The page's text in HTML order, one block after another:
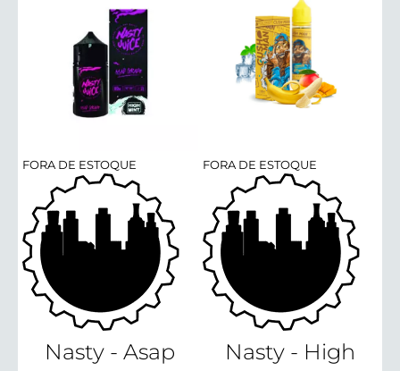
FORA DE ESTOQUE
Nasty - Asap
FORA DE ESTOQUE
Nasty - High